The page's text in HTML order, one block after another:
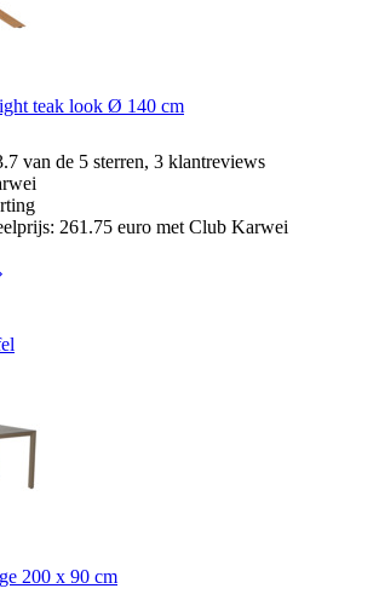
teak look Ø 140 cm
van de 5 sterren, 3 klantreviews
261.75 euro met Club Karwei
200 x 90 cm